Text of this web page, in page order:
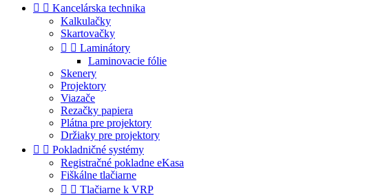
  Kancelárska technika
Kalkulačky
Skartovačky
  Laminátory
Laminovacie fólie
Skenery
Projektory
Viazače
Rezačky papiera
Plátna pre projektory
Držiaky pre projektory
  Pokladničné systémy
Registračné pokladne eKasa
Fiškálne tlačiarne
  Tlačiarne k VRP